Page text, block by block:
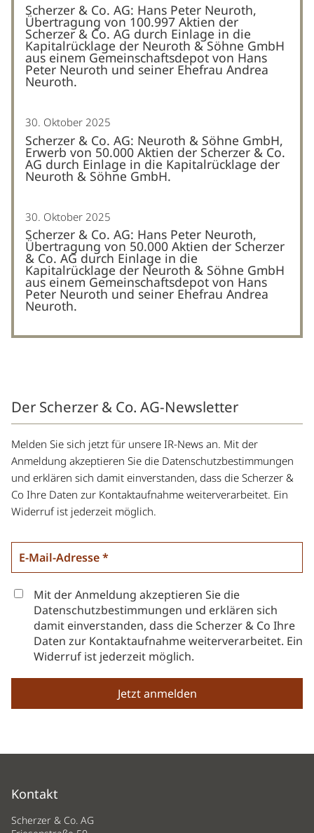
Scherzer & Co. AG: Hans Peter Neuroth,
Übertragung von 100.997 Aktien der
Scherzer & Co. AG durch Einlage in die
Kapitalrücklage der Neuroth & Söhne GmbH
aus einem Gemeinschaftsdepot von Hans
Peter Neuroth und seiner Ehefrau Andrea
Neuroth.
30. Oktober 2025
Scherzer & Co. AG: Neuroth & Söhne GmbH,
Erwerb von 50.000 Aktien der Scherzer & Co.
AG durch Einlage in die Kapitalrücklage der
Neuroth & Söhne GmbH.
30. Oktober 2025
Scherzer & Co. AG: Hans Peter Neuroth,
Übertragung von 50.000 Aktien der Scherzer
& Co. AG durch Einlage in die
Kapitalrücklage der Neuroth & Söhne GmbH
aus einem Gemeinschaftsdepot von Hans
Peter Neuroth und seiner Ehefrau Andrea
Neuroth.
Der Scherzer & Co. AG-Newsletter
Melden Sie sich jetzt für unsere IR-News an. Mit der
Anmeldung akzeptieren Sie die Datenschutzbestimmungen
und erklären sich damit einverstanden, dass die Scherzer &
Co Ihre Daten zur Kontaktaufnahme weiterverarbeitet. Ein
Widerruf ist jederzeit möglich.
Mit der Anmeldung akzeptieren Sie die
Datenschutzbestimmungen und erklären sich
damit einverstanden, dass die Scherzer & Co Ihre
Daten zur Kontaktaufnahme weiterverarbeitet. Ein
Widerruf ist jederzeit möglich.
Kontakt
Scherzer & Co. AG